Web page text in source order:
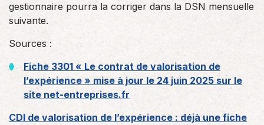
gestionnaire pourra la corriger dans la DSN mensuelle
suivante.
Sources :
Fiche 3301 « Le contrat de valorisation de
l’expérience » mise à jour le 24 juin 2025 sur le
site net-entreprises.fr
CDI de valorisation de l’expérience : déjà une fiche